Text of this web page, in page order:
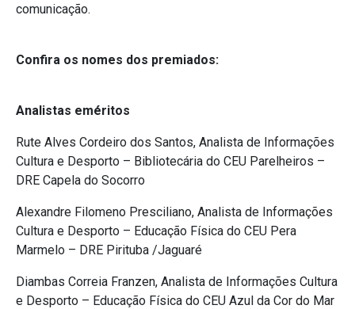
comunicação.
Confira os nomes dos premiados:
Analistas eméritos
Rute Alves Cordeiro dos Santos, Analista de Informações
Cultura e Desporto – Bibliotecária do CEU Parelheiros –
DRE Capela do Socorro
Alexandre Filomeno Presciliano, Analista de Informações
Cultura e Desporto – Educação Física do CEU Pera
Marmelo – DRE Pirituba /Jaguaré
Diambas Correia Franzen, Analista de Informações Cultura
e Desporto – Educação Física do CEU Azul da Cor do Mar